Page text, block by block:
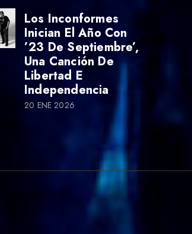
Los Inconformes
Inician El Año Con
’23 De Septiembre’,
Una Canción De
Libertad E
Independencia
20 ENE 2026